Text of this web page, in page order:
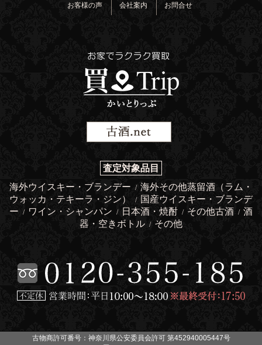
お客様の声 会社案内 お問合せ
査定対象品目
海外ウイスキー・ブランデー / 海外その他蒸留酒（ラム・
ウォッカ・テキーラ・ジン）
/ 国産ウイスキー・ブランデ
ー / ワイン・シャンパン / 日本酒・焼酎 / その他古酒 / 酒
器・空きボトル / その他
古物商許可番号：神奈川県公安委員会許可 第452940005447号